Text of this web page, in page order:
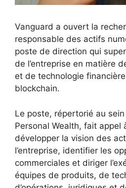
Vanguard a ouvert la
responsable des actifs
poste de direction qui
de l’entreprise en matière
et de technologie
blockchain.
Le poste, répertorié au
Personal Wealth, fait appel
développer la vision des
l’entreprise, identifier les
commerciales et diriger
équipes de produits, de